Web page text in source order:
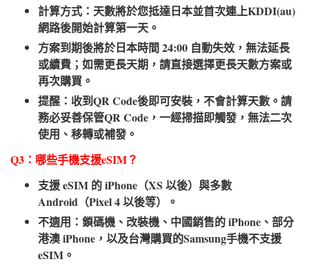
計算方式：天數將於您抵達日本並首次連上KDDI(au)
網路後開始計算第一天。
方案到期後將於日本時間 24:00 自動失效，無法延長
或續費；如需更長天期，請直接選擇更長天數方案或
再次購買。
提醒：收到QR Code後即可安裝，不會計算天數。請
務必妥善保管QR Code，一經掃描即觸發，無法二次
使用、移轉或補發。
Q3：哪些手機支援eSIM？​
支援 eSIM 的 iPhone（XS 以後）與多數
Android（Pixel 4 以後等）。
不適用：鎖碼機、改裝機、中國銷售的 iPhone、部分
港澳 iPhone，以及台灣購買的Samsung手機不支援
eSIM。